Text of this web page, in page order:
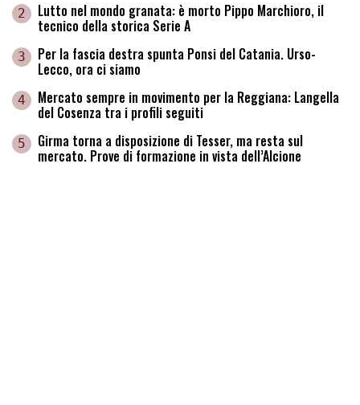
2 Lutto nel mondo granata: è morto Pippo Marchioro, il
tecnico della storica Serie A
3 Per la fascia destra spunta Ponsi del Catania. Urso-
Lecco, ora ci siamo
4 Mercato sempre in movimento per la Reggiana: Langella
del Cosenza tra i profili seguiti
5 Girma torna a disposizione di Tesser, ma resta sul
mercato. Prove di formazione in vista dell’Alcione